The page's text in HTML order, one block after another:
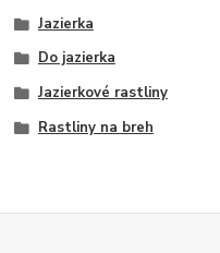
Jazierka
Do jazierka
Jazierkové rastliny
Rastliny na breh